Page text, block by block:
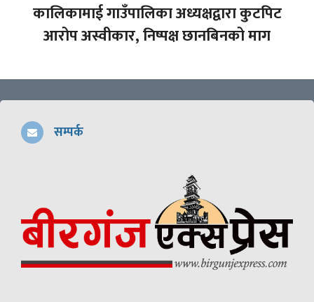
कालिकामाई गाउँपालिका अध्यक्षद्वारा कुटपिट
आरोप अस्वीकार, निष्पक्ष छानबिनको माग
सम्पर्क